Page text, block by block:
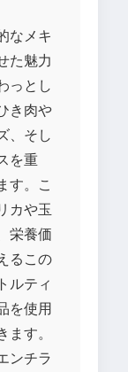
なメキ
た魅力
っとし
き肉や
、そし
を重
す。こ
カや玉
栄養価
るこの
ルティ
を使用
す。
ンチラ